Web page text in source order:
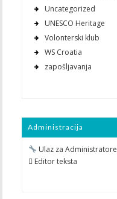
Uncategorized
UNESCO Heritage
Volonterski klub
WS Croatia
zapošljavanja
Administracija
Ulaz za Administratore
 Editor teksta